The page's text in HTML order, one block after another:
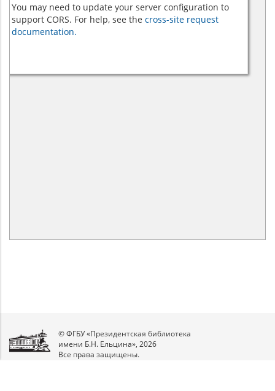
You may need to update your server configuration to
support CORS. For help, see the cross-site request
documentation.
© ФГБУ «Президентская библиотека
имени Б.Н. Ельцина», 2026
Все права защищены.